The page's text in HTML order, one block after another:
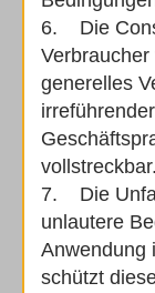
6. Die
generelles
vollstreckbar.
7. Die
unlautere
Anwendung
schützt